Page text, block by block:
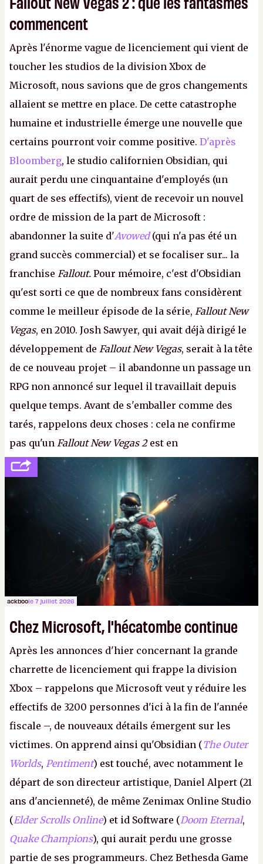
commencent
Après l'énorme vague de licenciement qui vient de
toucher les studios de la division Xbox de
Microsoft, nous savions que de gros changements
allaient se mettre en place. De cette catastrophe
humaine et industrielle émerge une nouvelle que
certains pourront voir comme positive. D'après
Bloomberg, le studio californien Obsidian, qui
aurait perdu une cinquantaine d'employés (un
quart de ses effectifs), vient de recevoir un nouvel
ordre de mission de la part de Microsoft :
abandonner la suite d'Avowed(qui n'a pas été un
grand succès commercial) et se focaliser sur... la
franchise Fallout. Pour mémoire, c'est d'Obsidian
qu'est sorti ce que de nombreux fans considèrent
comme le meilleur épisode de la série, Fallout New
Vegas, en 2010. Josh Sawyer, qui avait déjà dirigé le
développement de Fallout New Vegas, serait à la tête
de ce nouveau projet – il abandonne un passage un
RPG non annoncé sur lequel il travaillait depuis
quelque temps. Avant de s'emballer comme des
tarés, rappelons deux choses : cela ne confirme
pas qu'un Fallout New Vegas 2est en
développement (pour ce que l'on sait, ils bossent
peut-être sur
Fallout Football ou
Fallout vs. Les
Lapins Crétins) et l'Obsidian d'aujourd'hui n'est plus
le même studio qu'il y a 15 ans. Mais bon, OK, on
peut commencer à fantasmer.A.
ackboole 7 juillet 2026
Chez Microsoft, l'hécatombe continue
Après les annonces d'hier concernant la grande
charrette de licenciement qui frappe la division
Xbox – rappelons que Microsoft veut y réduire les
effectifs de 3200 personnes d'ici à la fin de l'année
fiscale –, de nouveaux détails émergent sur les
victimes. On apprend ainsi qu'Obsidian (The Outer
Worlds, Pentiment) est touché, avec notamment le
départ de son directeur artistique, Daniel Alpert (21
ans d'ancienneté), de même Zenimax Online Studio
(Elder Scrolls Online) et id Software (Doom Eternal,
Quake Champions), qui aurait perdu une grosse
partie de ses programmeurs. Chez Bethesda Game